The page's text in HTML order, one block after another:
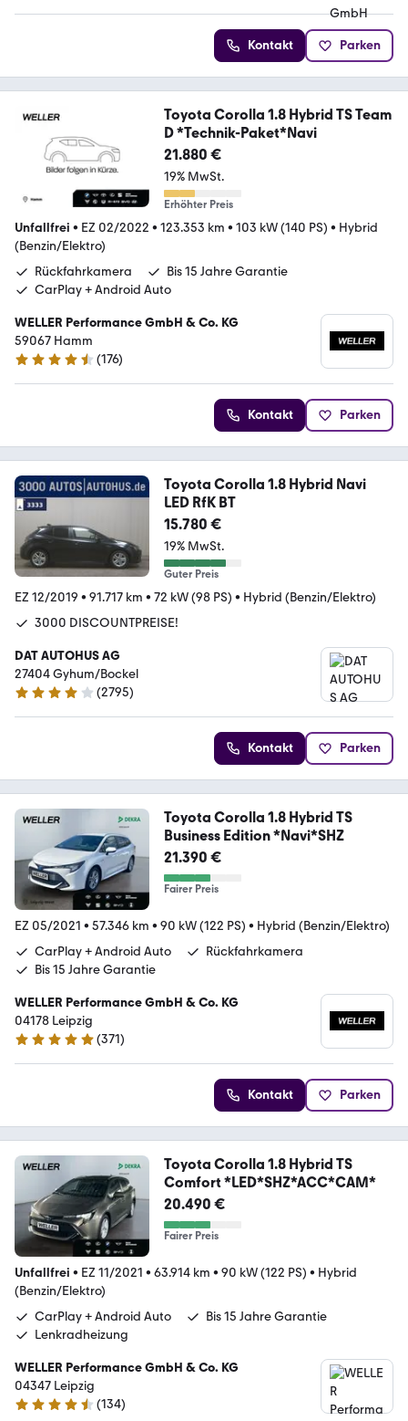
Kontakt Parken
Toyota Corolla 1.8 Hybrid TS Team
D *Technik-Paket*Navi
21.880 €
19% MwSt.
Erhöhter Preis
Unfallfrei • EZ 02/2022 • 123.353 km • 103 kW (140 PS) • Hybrid
(Benzin/Elektro)
Rückfahrkamera
Bis 15 Jahre Garantie
CarPlay + Android Auto
WELLER Performance GmbH & Co. KG
59067 Hamm
4.6 Sterne
(176)
Kontakt Parken
Toyota Corolla 1.8 Hybrid Navi
LED RfK BT
15.780 €
19% MwSt.
Guter Preis
EZ 12/2019 • 91.717 km • 72 kW (98 PS) • Hybrid (Benzin/Elektro)
3000 DISCOUNTPREISE!
DAT AUTOHUS AG
27404 Gyhum/Bockel
4.2 Sterne
(2795)
Kontakt Parken
Toyota Corolla 1.8 Hybrid TS
Business Edition *Navi*SHZ
21.390 €
Fairer Preis
EZ 05/2021 • 57.346 km • 90 kW (122 PS) • Hybrid (Benzin/Elektro)
CarPlay + Android Auto
Rückfahrkamera
Bis 15 Jahre Garantie
WELLER Performance GmbH & Co. KG
04178 Leipzig
4.8 Sterne
(371)
Kontakt Parken
Toyota Corolla 1.8 Hybrid TS
Comfort *LED*SHZ*ACC*CAM*
20.490 €
Fairer Preis
Unfallfrei • EZ 11/2021 • 63.914 km • 90 kW (122 PS) • Hybrid
(Benzin/Elektro)
CarPlay + Android Auto
Bis 15 Jahre Garantie
Lenkradheizung
WELLER Performance GmbH & Co. KG
04347 Leipzig
4.7 Sterne
(134)